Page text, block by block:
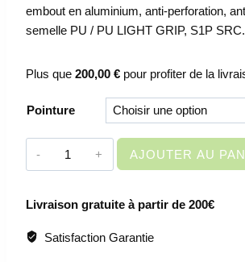
embout en aluminium, anti-perforation,
semelle PU / PU LIGHT GRIP, S1P SRC.
Plus que 200,00 € pour profiter de la
Pointure
quantité
DE
BASSES
AJOUTER AU
Livraison gratuite à partir de 200€
Satisfaction Garantie